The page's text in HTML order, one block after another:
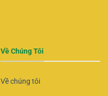
Về Chúng Tôi
Về chúng tôi